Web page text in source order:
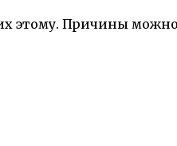
этому. Причины можно